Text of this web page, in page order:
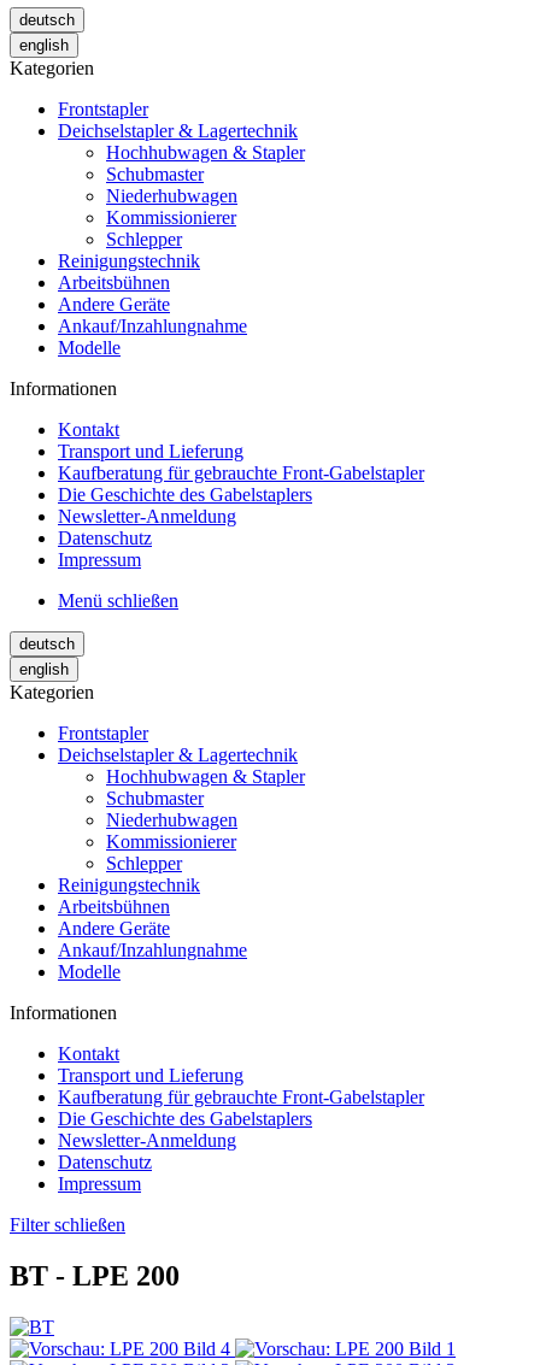
deutsch
english
Kategorien
Frontstapler
Deichselstapler & Lagertechnik
Hochhubwagen & Stapler
Schubmaster
Niederhubwagen
Kommissionierer
Schlepper
Reinigungstechnik
Arbeitsbühnen
Andere Geräte
Ankauf/Inzahlungnahme
Modelle
Informationen
Kontakt
Transport und Lieferung
Kaufberatung für gebrauchte Front-Gabelstapler
Die Geschichte des Gabelstaplers
Newsletter-Anmeldung
Datenschutz
Impressum
Menü schließen
deutsch
english
Kategorien
Frontstapler
Deichselstapler & Lagertechnik
Hochhubwagen & Stapler
Schubmaster
Niederhubwagen
Kommissionierer
Schlepper
Reinigungstechnik
Arbeitsbühnen
Andere Geräte
Ankauf/Inzahlungnahme
Modelle
Informationen
Kontakt
Transport und Lieferung
Kaufberatung für gebrauchte Front-Gabelstapler
Die Geschichte des Gabelstaplers
Newsletter-Anmeldung
Datenschutz
Impressum
Filter schließen
BT - LPE 200